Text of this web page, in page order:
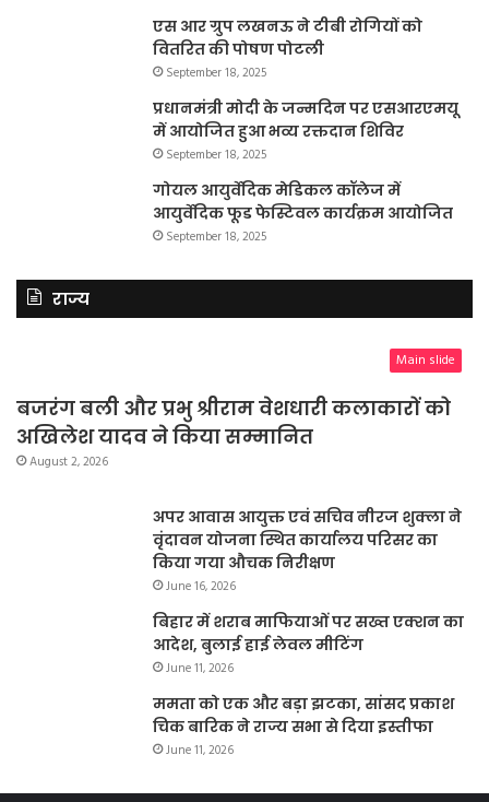
एस आर ग्रुप लखनऊ ने टीबी रोगियों को
वितरित की पोषण पोटली
September 18, 2025
प्रधानमंत्री मोदी के जन्मदिन पर एसआरएमयू
में आयोजित हुआ भव्य रक्तदान शिविर
September 18, 2025
गोयल आयुर्वेदिक मेडिकल कॉलेज में
आयुर्वेदिक फूड फेस्टिवल कार्यक्रम आयोजित
September 18, 2025
राज्य
Main slide
बजरंग बली और प्रभु श्रीराम वेशधारी कलाकारों को
अखिलेश यादव ने किया सम्मानित
August 2, 2026
अपर आवास आयुक्त एवं सचिव नीरज शुक्ला ने
वृंदावन योजना स्थित कार्यालय परिसर का
किया गया औचक निरीक्षण
June 16, 2026
बिहार में शराब माफियाओं पर सख्त एक्शन का
आदेश, बुलाई हाई लेवल मीटिंग
June 11, 2026
ममता को एक और बड़ा झटका, सांसद प्रकाश
चिक बारिक ने राज्य सभा से दिया इस्तीफा
June 11, 2026